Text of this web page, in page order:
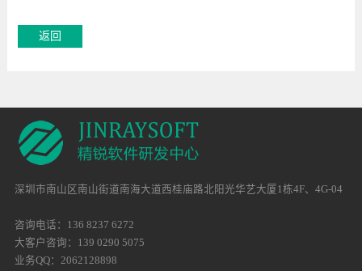
深圳市南山区南山街道南海大道西桂庙路北阳光华艺大厦1栋4F、4G-04
咨询电话：136 8237 6272
大客户咨询：139 0290 5075
业务QQ：2062128898